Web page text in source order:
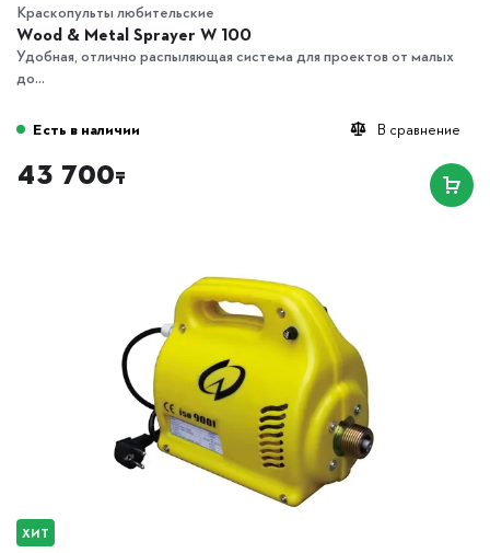
Краскопульты любительские
Wood & Metal Sprayer W 100
Удобная, отлично распыляющая система для проектов от малых
до...
В сравнение
Есть в наличии
43 700₸
ХИТ